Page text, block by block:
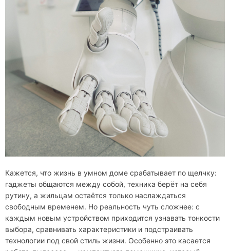
Кажется, что жизнь в умном доме срабатывает по щелчку:
гаджеты общаются между собой, техника берёт на себя
рутину, а жильцам остаётся только наслаждаться
свободным временем. Но реальность чуть сложнее: с
каждым новым устройством приходится узнавать тонкости
выбора, сравнивать характеристики и подстраивать
технологии под свой стиль жизни. Особенно это касается